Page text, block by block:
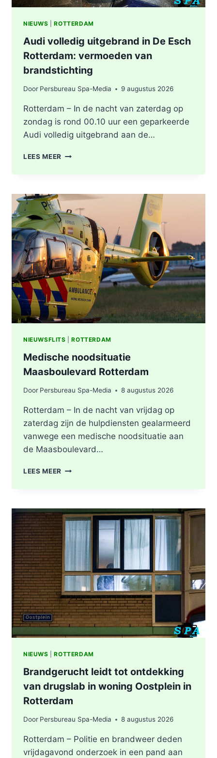
NIEUWS |ROTTERDAM
Audi volledig uitgebrand in De Esch
Rotterdam: vermoeden van
brandstichting
Door Persbureau Spa-Media 9 augustus 2026
Rotterdam – In de nacht van zaterdag op
zondag is rond 00.10 uur een geparkeerde
Audi volledig uitgebrand aan de…
LEES MEER AUDI
DE
ROTTERDAM:
VERMOEDEN
VAN
BRANDSTICHTING
NIEUWSFLITS |ROTTERDAM
Medische noodsituatie
Maasboulevard Rotterdam
Door Persbureau Spa-Media 8 augustus 2026
Rotterdam – In de nacht van vrijdag op
zaterdag zijn de hulpdiensten gealarmeerd
vanwege een medische noodsituatie aan
de Maasboulevard…
LEES MEER MEDISCHE
NIEUWS |ROTTERDAM
Brandgerucht leidt tot ontdekking
van drugslab in woning Oostplein in
Rotterdam
Door Persbureau Spa-Media 8 augustus 2026
Rotterdam – Politie en brandweer deden
vrijdagavond onderzoek in een pand aan